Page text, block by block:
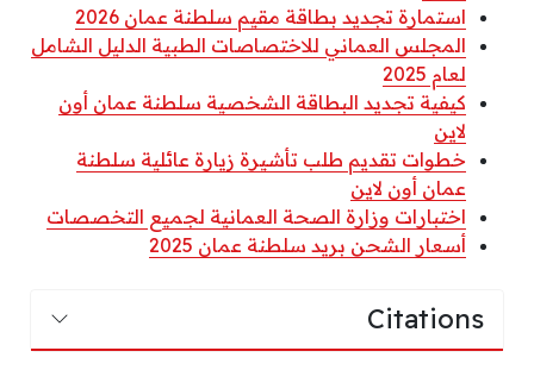
استمارة تجديد بطاقة مقيم سلطنة عمان 2026
المجلس العماني للاختصاصات الطبية الدليل الشامل
لعام 2025
كيفية تجديد البطاقة الشخصية سلطنة عمان أون
لاين
خطوات تقديم طلب تأشيرة زيارة عائلية سلطنة
عمان أون لاين
اختبارات وزارة الصحة العمانية لجميع التخصصات
أسعار الشحن بريد سلطنة عمان 2025
Citations